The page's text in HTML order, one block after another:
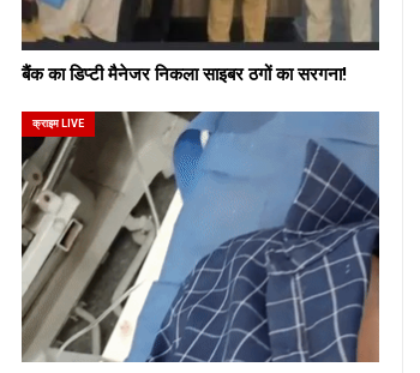
बैंक का डिप्टी मैनेजर निकला साइबर ठगों का सरगना!
क्राइम LIVE